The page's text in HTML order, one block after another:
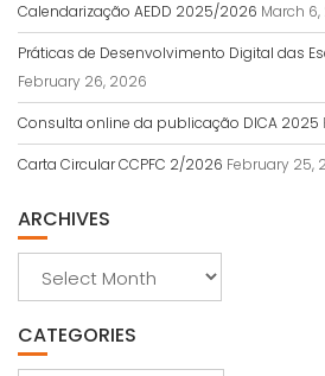
Calendarização AEDD 2025/2026 March
Práticas de Desenvolvimento Digital das
February 26, 2026
Consulta online da publicação DICA 2025
Carta Circular CCPFC 2/2026 February 25,
ARCHIVES
CATEGORIES